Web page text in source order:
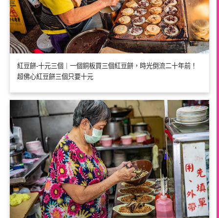
紅豆餅-十元三個｜一個銅板買三個紅豆餅，時光倒流二十年前！
超佛心紅豆餅三個只要十元